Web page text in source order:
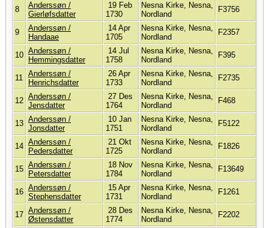
8
Anderssøn /
Gierløfsdatter
19 Feb
1730
Nesna Kirke, Nesna,
Nordland
F3756
9
Anderssøn /
Handaae
14 Apr
1705
Nesna Kirke, Nesna,
Nordland
F2357
10 Anderssøn /
Hemmingsdatter
14 Jul
1758
Nesna Kirke, Nesna,
Nordland
F395
11 Anderssøn /
Henrichsdatter
26 Apr
1733
Nesna Kirke, Nesna,
Nordland
F2735
12 Anderssøn /
Jensdatter
27 Des
1764
Nesna Kirke, Nesna,
Nordland
F468
13 Anderssøn /
Jonsdatter
10 Jan
1751
Nesna Kirke, Nesna,
Nordland
F5122
14 Anderssøn /
Pedersdatter
21 Okt
1725
Nesna Kirke, Nesna,
Nordland
F1826
15 Anderssøn /
Petersdatter
18 Nov
1784
Nesna Kirke, Nesna,
Nordland
F13649
16 Anderssøn /
Stephensdatter
15 Apr
1731
Nesna Kirke, Nesna,
Nordland
F1261
17 Anderssøn /
Østensdatter
28 Des
1774
Nesna Kirke, Nesna,
Nordland
F2202